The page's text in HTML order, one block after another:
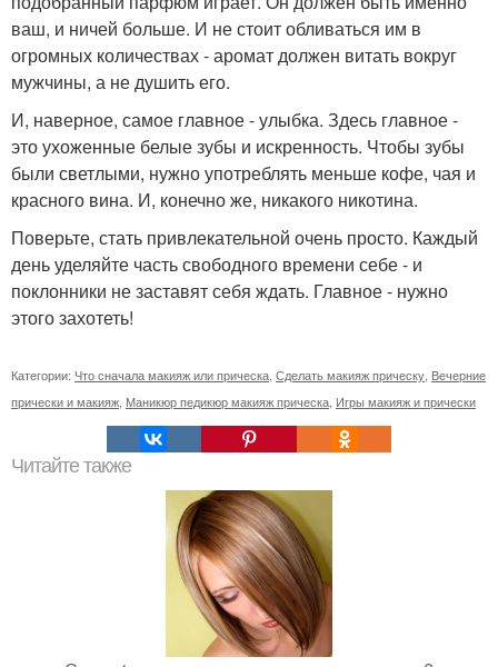
ваш, и ничей больше. И не стоит обливаться им в
огромных количествах - аромат должен витать вокруг
мужчины, а не душить его.
И, наверное, самое главное - улыбка. Здесь главное -
это ухоженные белые зубы и искренность. Чтобы зубы
были светлыми, нужно употреблять меньше кофе, чая и
красного вина. И, конечно же, никакого никотина.
Поверьте, стать привлекательной очень просто. Каждый
день уделяйте часть свободного времени себе - и
поклонники не заставят себя ждать. Главное - нужно
этого захотеть!
Категории: Что сначала макияж или прическа, Сделать макияж прическу, Вечерние
прически и макияж, Маникюр педикюр макияж прическа, Игры макияж и прически
Читайте также